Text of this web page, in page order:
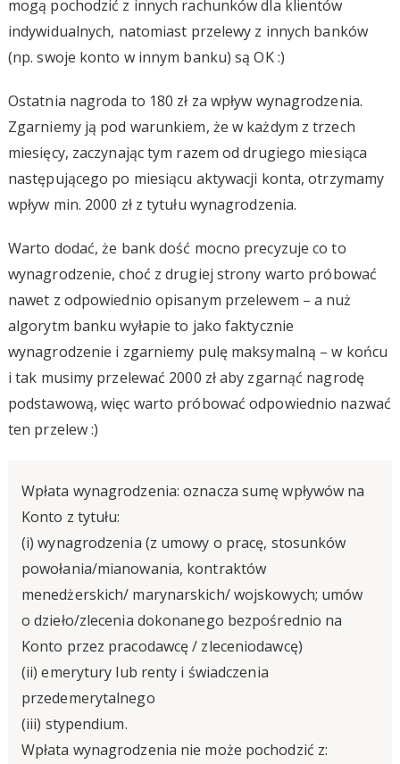
mogą pochodzić z innych rachunków dla klientów
indywidualnych, natomiast przelewy z innych banków
(np. swoje konto w innym banku) są OK :)
Ostatnia nagroda to 180 zł za wpływ wynagrodzenia.
Zgarniemy ją pod warunkiem, że w każdym z trzech
miesięcy, zaczynając tym razem od drugiego miesiąca
następującego po miesiącu aktywacji konta, otrzymamy
wpływ min. 2000 zł z tytułu wynagrodzenia.
Warto dodać, że bank dość mocno precyzuje co to
wynagrodzenie, choć z drugiej strony warto próbować
nawet z odpowiednio opisanym przelewem – a nuż
algorytm banku wyłapie to jako faktycznie
wynagrodzenie i zgarniemy pulę maksymalną – w końcu
i tak musimy przelewać 2000 zł aby zgarnąć nagrodę
podstawową, więc warto próbować odpowiednio nazwać
ten przelew :)
Wpłata wynagrodzenia: oznacza sumę wpływów na
Konto z tytułu:
(i) wynagrodzenia (z umowy o pracę, stosunków
powołania/mianowania, kontraktów
menedżerskich/ marynarskich/ wojskowych; umów
o dzieło/zlecenia dokonanego bezpośrednio na
Konto przez pracodawcę / zleceniodawcę)
(ii) emerytury lub renty i świadczenia
przedemerytalnego
(iii) stypendium.
Wpłata wynagrodzenia nie może pochodzić z: